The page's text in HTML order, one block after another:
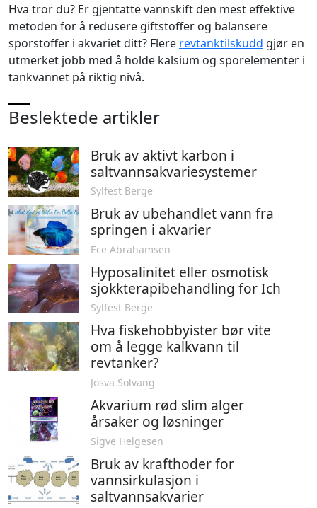
Hva tror du? Er gjentatte vannskift den mest effektive
metoden for å redusere giftstoffer og balansere
sporstoffer i akvariet ditt? Flere revtanktilskudd gjør en
utmerket jobb med å holde kalsium og sporelementer i
tankvannet på riktig nivå.
Beslektede artikler
Bruk av aktivt karbon i
saltvannsakvariesystemer
Sylfest Berge
Bruk av ubehandlet vann fra
springen i akvarier
Ece Abrahamsen
Hyposalinitet eller osmotisk
sjokkterapibehandling for Ich
Sylfest Berge
Hva fiskehobbyister bør vite
om å legge kalkvann til
revtanker?
Josva Solvang
Akvarium rød slim alger
årsaker og løsninger
Sigve Helgesen
Bruk av krafthoder for
vannsirkulasjon i
saltvannsakvarier